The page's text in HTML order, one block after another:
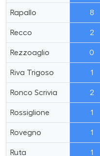
Rapallo 8
Recco 2
Rezzoaglio 0
Riva Trigoso 1
Ronco Scrivia 2
Rossiglione 1
Rovegno 1
Ruta 1